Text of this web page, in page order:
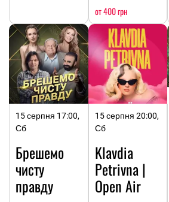
от 400 грн
15 серпня 17:00,
Сб
Брешемо
чисту
правду
15 серпня 20:00,
Сб
Klavdia
Petrivna |
Open Air